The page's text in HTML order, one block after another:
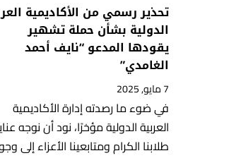
تحذير رسمي من الأكاديمية
الدولية بشأن حملة تشهير
يقودها المدعو “نايف أحمد
الغامدي”
7 مايو, 2025
في ضوء ما رصدته إدارة الأكاديمية
العربية الدولية مؤخرًا، نود أن نوجه
طلابنا الكرام ومتابعينا الأعزاء إلى